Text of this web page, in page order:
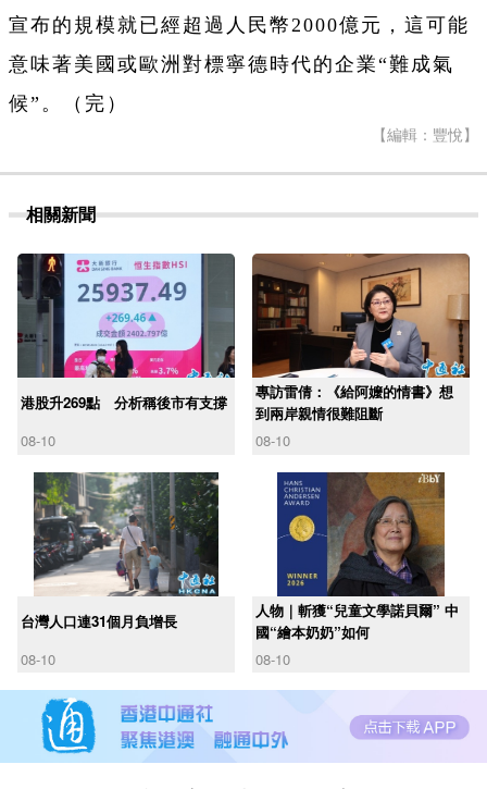
宣布的規模就已經超過人民幣2000億元，這可能
意味著美國或歐洲對標寧德時代的企業“難成氣
候”。（完）
【編輯：豐悅】
相關新聞
港股升269點 分析稱後市有支撐
08-10
專訪雷倩：《給阿嬤的情書》想
到兩岸親情很難阻斷
08-10
台灣人口連31個月負增長
08-10
人物｜斬獲“兒童文學諾貝爾” 中
國“繪本奶奶”如何
08-10